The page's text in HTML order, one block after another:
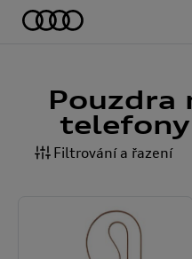
Pouzdra
Filtrování a řazení